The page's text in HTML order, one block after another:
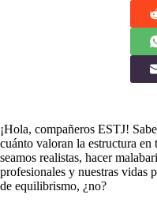
¡Hola, compañeros ESTJ!
cuánto valoran la estructura en
seamos realistas, hacer
profesionales y nuestras vidas
de equilibrismo, ¿no?